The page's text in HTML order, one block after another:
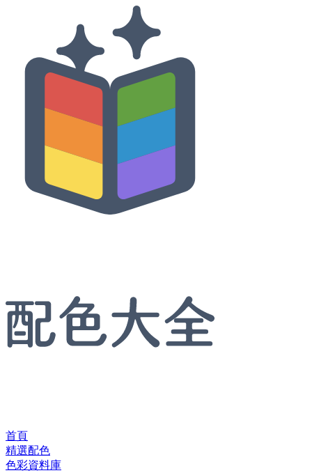
首頁
精選配色
色彩資料庫